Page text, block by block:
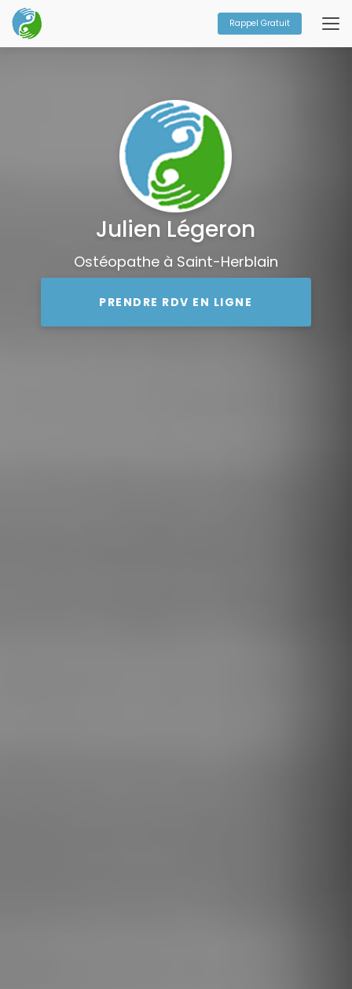
Aller
au
contenu
principal
Rappel Gratuit
Julien Légeron
Ostéopathe à Saint-Herblain
PRENDRE RDV EN LIGNE